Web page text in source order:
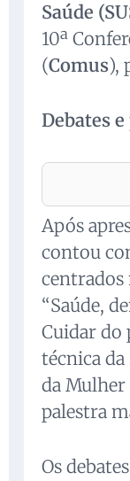
Saúde
10ª
(Comus),
Debates
Após
contou
centrados
“Saúde,
Cuidar do
técnica da
da Mulher
palestra
Os